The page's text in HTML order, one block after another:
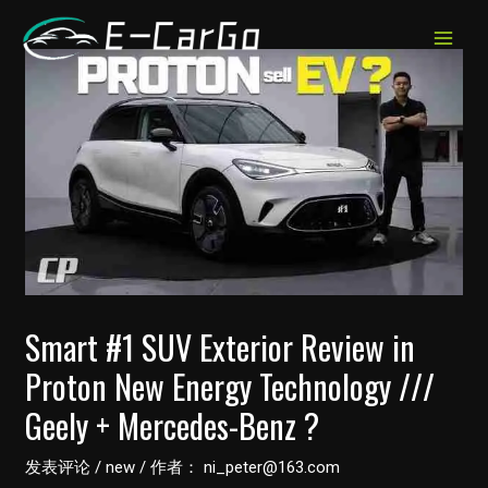
MAIN
Smart #1 SUV Exterior Review in
Proton New Energy Technology ///
Geely + Mercedes-Benz ?
发表评论 /new / 作者： ni_peter@163.com